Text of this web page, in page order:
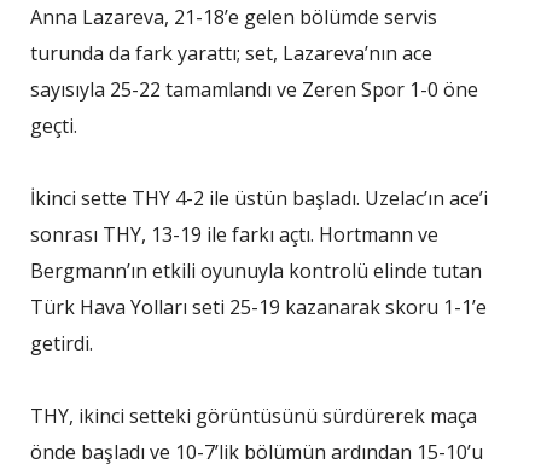
Anna Lazareva, 21-18’e gelen bölümde servis
turunda da fark yarattı; set, Lazareva’nın ace
sayısıyla 25-22 tamamlandı ve Zeren Spor 1-0 öne
geçti.
İkinci sette THY 4-2 ile üstün başladı. Uzelac’ın ace’i
sonrası THY, 13-19 ile farkı açtı. Hortmann ve
Bergmann’ın etkili oyunuyla kontrolü elinde tutan
Türk Hava Yolları seti 25-19 kazanarak skoru 1-1’e
getirdi.
THY, ikinci setteki görüntüsünü sürdürerek maça
önde başladı ve 10-7’lik bölümün ardından 15-10’u